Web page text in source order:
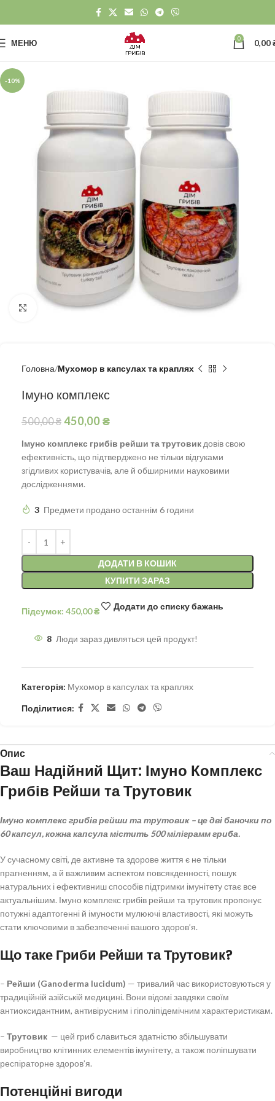
МЕНЮ 0 0,00
-10%
Натисніть, щоб збільшити
Головна Мухомор в капсулах та краплях
Імуно комплекс
500,00₴ 450,00₴
Імуно комплекс грибів рейши та трутовик довів свою
ефективність, що підтверджено не тільки відгуками
згідливих користувачів, але й обширними науковими
дослідженнями.
3 Предмети продано останнім 6 години
ДОДАТИ В КОШИК
КУПИТИ ЗАРАЗ
Підсумок: 450,00₴
Додати до списку бажань
8 Люди зараз дивляться цей продукт!
Категорія: Мухомор в капсулах та краплях
Поділитися:
Опис
Ваш Надійний Щит: Імуно Комплекс
Грибів Рейши та Трутовик
Імуно комплекс грибів рейши та трутовик – це дві баночки по
60 капсул, кожна капсула містить 500 міліграмм гриба.
У сучасному світі, де активне та здорове життя є не тільки
прагненням, а й важливим аспектом повсякденності, пошук
натуральних і ефективниш способів підтримки імунітету стає все
актуальнішим. Імуно комплекс грибів рейши та трутовик пропонує
потужні адаптогенні й імуности мулюючі властивості, які можуть
стати ключовими в забезпеченні вашого здоров’я.
Що таке Гриби Рейши та Трутовик?
– Рейши (Ganoderma lucidum) — тривалий час використовуються у
традиційній азійській медицині. Вони відомі завдяки своїм
антиоксидантним, антивірусним і гіполіпідемічним характеристикам.
– Трутовик — цей гриб славиться здатністю збільшувати
виробництво клітинних елементів імунітету, а також поліпшувати
респіраторне здоров’я.
Потенційні вигоди